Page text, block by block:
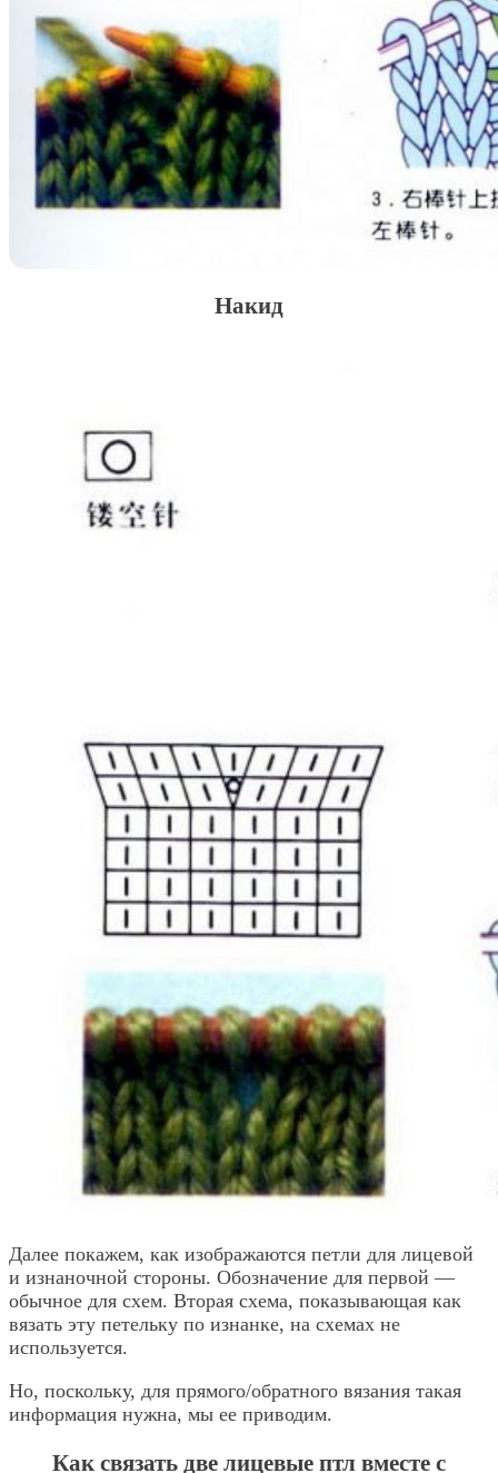
Накид
Далее покажем, как изображаются петли для лицевой
и изнаночной стороны. Обозначение для первой —
обычное для схем. Вторая схема, показывающая как
вязать эту петельку по изнанке, на схемах не
используется.
Но, поскольку, для прямого/обратного вязания такая
информация нужна, мы ее приводим.
Как связать две лицевые птл вместе с